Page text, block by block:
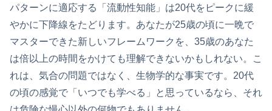
パターンに適応する「流動性知能」は20代をピークに緩
やかに下降線をたどります。あなたが25歳の頃に一晩で
マスターできた新しいフレームワークを、35歳のあなた
は倍以上の時間をかけても理解できないかもしれない。こ
れは、気合の問題ではなく、生物学的な事実です。20代
の頃の感覚で「いつでも学べる」と思っているなら、それ